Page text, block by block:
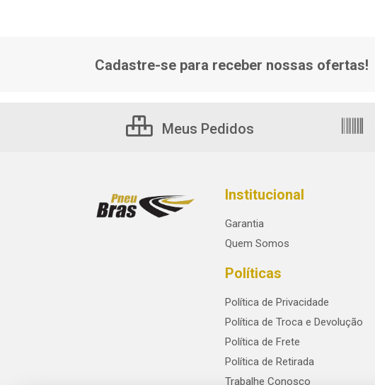
Cadastre-se para receber nossas ofertas!
Meus Pedidos
Institucional
Garantia
Quem Somos
Políticas
Política de Privacidade
Política de Troca e Devolução
Política de Frete
Política de Retirada
Trabalhe Conosco